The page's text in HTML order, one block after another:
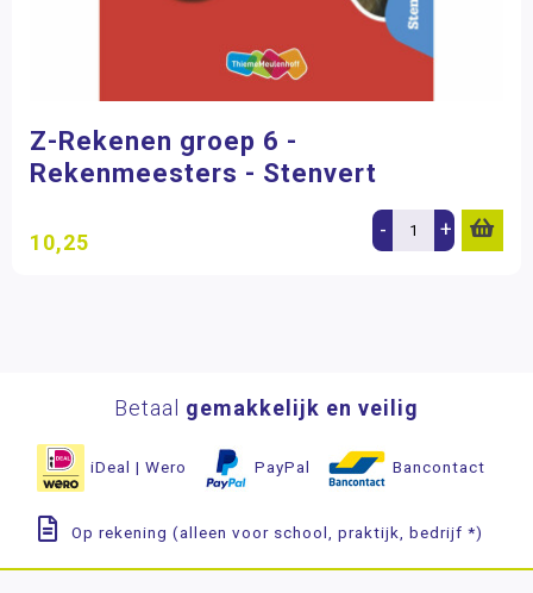
Z-Rekenen groep 6 -
Rekenmeesters - Stenvert
10,25 - +
Betaal gemakkelijk en veilig
iDeal | Wero PayPal Bancontact
Op rekening (alleen voor school, praktijk, bedrijf *)